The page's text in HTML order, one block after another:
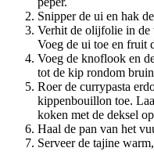
Snipper de ui en hak
Verhit de olijfolie in de
Voeg de ui toe en fruit
Voeg de knoflook en
tot de kip rondom
Roer de currypasta
kippenbouillon toe.
koken met de deksel
Haal de pan van het
Serveer de tajine